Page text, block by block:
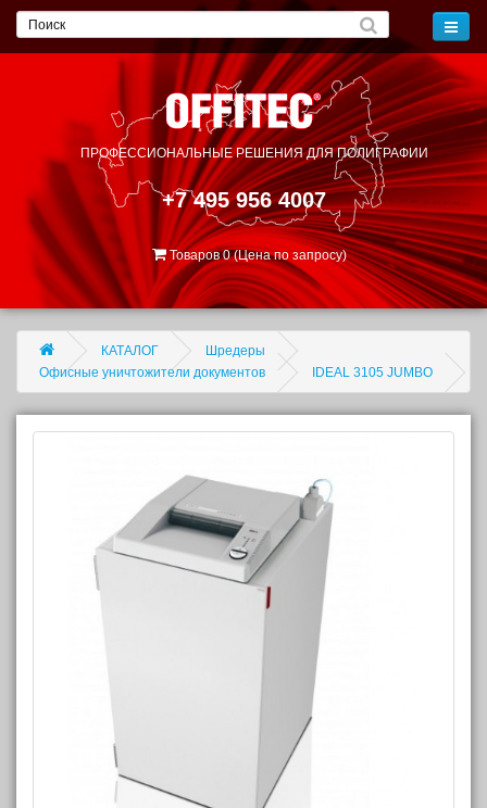
ПРОФЕССИОНАЛЬНЫЕ РЕШЕНИЯДЛЯ ПОЛИГРАФИИ
+7 495 956 4007
Товаров 0 (Цена по запросу)
КАТАЛОГ
Шредеры
Офисные уничтожители документов
IDEAL 3105 JUMBO